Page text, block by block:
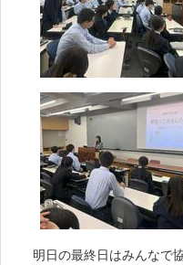
明日の最終日はみんなで